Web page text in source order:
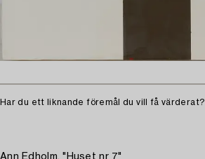
Har du ett liknande föremål du vill få värderat?